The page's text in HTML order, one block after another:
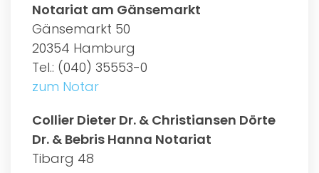
Notariat am Gänsemarkt
Gänsemarkt 50
20354 Hamburg
Tel.: (040) 35553-0
zum Notar
Collier Dieter Dr. & Christiansen Dörte
Dr. & Bebris Hanna Notariat
Tibarg 48